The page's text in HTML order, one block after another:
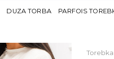
DUZA TORBA PARFOIS